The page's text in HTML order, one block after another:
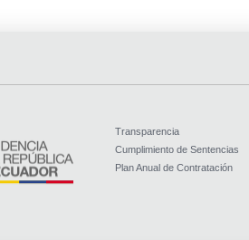
Transparencia
Cumplimiento de Sentencias
Plan Anual de Contratación